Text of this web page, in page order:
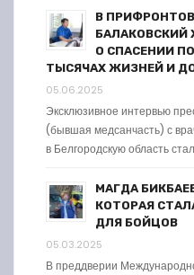
В
БАЛАКОВСКИЙ
О СПАСЕНИИ
ТЫСЯЧАХ ЖИЗНЕЙ И
05.06.2025
Эксклюзивное интервью
(бывшая медсанчасть) с
в Белгородскую область
МАГДА
КОТОРАЯ
ДЛЯ БОЙЦОВ
05.03.2025
В преддверии